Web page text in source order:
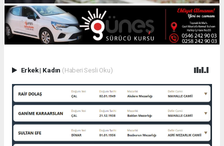
Erkek| Kadın (Haberi Sesli Oku)